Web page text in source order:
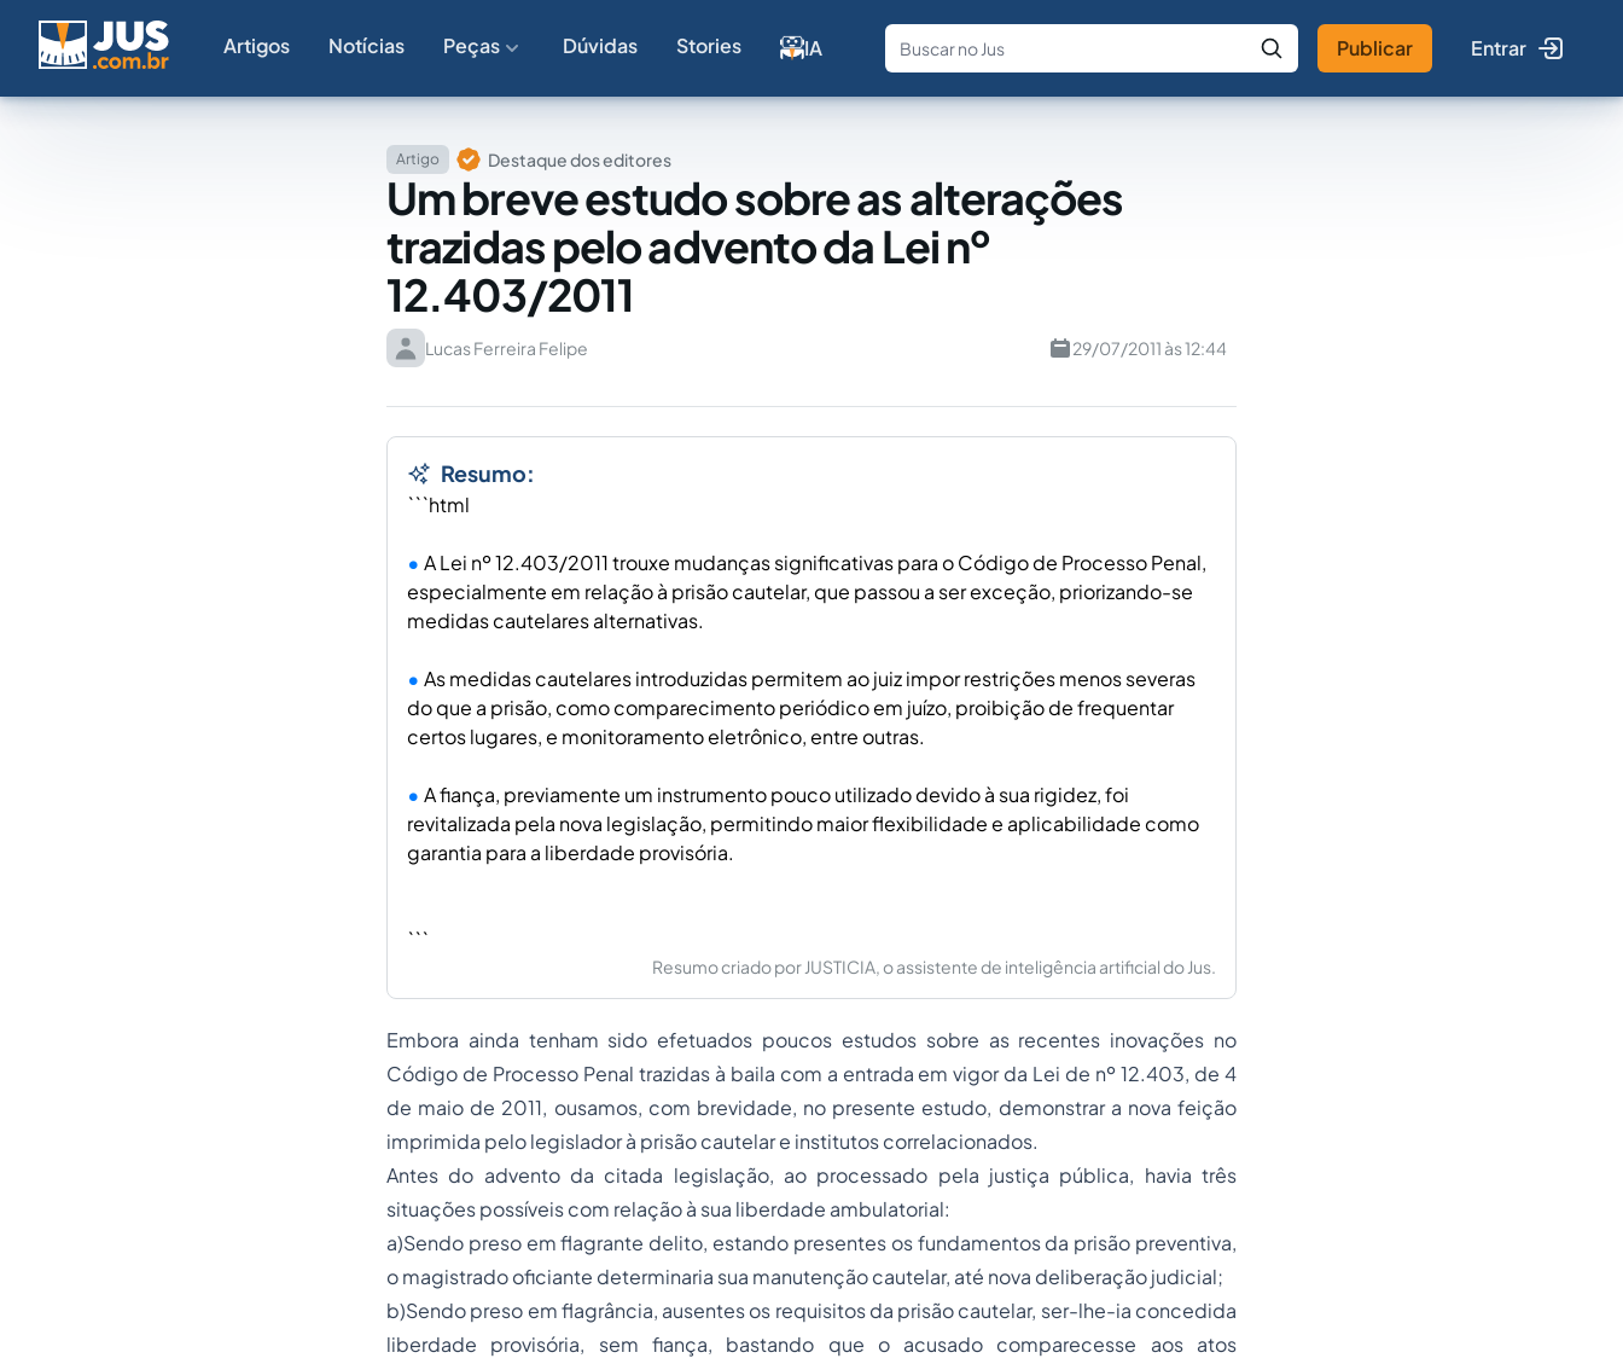
Artigos Notícias Peças Dúvidas Stories IA
Fale com a IA Buscar no Jus
Publicar Entrar
Artigo Destaque dos editores
Um breve estudo sobre as alterações
trazidas pelo advento da Lei nº
12.403/2011
Lucas Ferreira Felipe 29/07/2011 às 12:44
Resumo:
```html
A Lei nº 12.403/2011 trouxe mudanças significativas para o Código de Processo Penal,
especialmente em relação à prisão cautelar, que passou a ser exceção, priorizando-se
medidas cautelares alternativas.
As medidas cautelares introduzidas permitem ao juiz impor restrições menos severas
do que a prisão, como comparecimento periódico em juízo, proibição de frequentar
certos lugares, e monitoramento eletrônico, entre outras.
A fiança, previamente um instrumento pouco utilizado devido à sua rigidez, foi
revitalizada pela nova legislação, permitindo maior flexibilidade e aplicabilidade como
garantia para a liberdade provisória.
```
Resumo criado por JUSTICIA, o assistente de inteligência artificial do Jus.
Embora ainda tenham sido efetuados poucos estudos sobre as recentes inovações no
Código de ProcessoPenal trazidas à baila com a entrada em vigor da Lei de nº 12.403, de 4
de maio de 2011, ousamos, com brevidade, no presente estudo, demonstrar a nova feição
imprimida pelo legislador à prisãocautelar e institutos correlacionados.
Antes do advento da citada legislação, ao processado pela justiça pública, havia três
situações possíveis com relação à sua liberdade ambulatorial:
a)Sendo preso em flagrante delito, estando presentes os fundamentos da prisão preventiva,
o magistrado oficiante determinaria sua manutenção cautelar, até nova deliberação judicial;
b)Sendo preso em flagrância, ausentes os requisitos da prisão cautelar, ser-lhe-ia concedida
liberdade provisória, sem fiança, bastando que o acusado comparecesse aos atos